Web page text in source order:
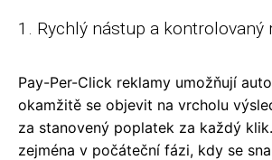
1. Rychlý nástup a kontrolovaný
Pay-Per-Click reklamy umožňují
okamžitě se objevit na vrcholu
za stanovený poplatek za každý
zejména v počáteční fázi, kdy se